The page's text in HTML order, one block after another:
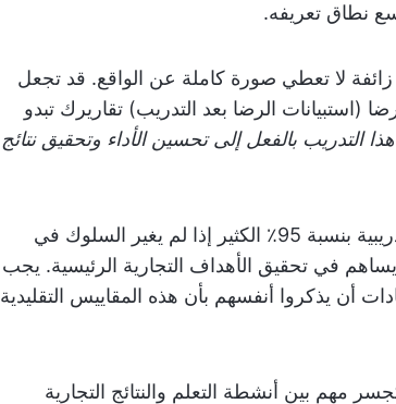
نطاق تعريفه.
لا تعطي صورة كاملة عن الواقع. قد تجعل
(استبيانات الرضا بعد التدريب) تقاريرك تبدو
التدريب بالفعل إلى تحسين الأداء وتحقيق نتائج
على سبيل المثال، لا يعني معدل إكمال الدورة التدريبية بنسبة 95٪ الكثير إذا لم يغير السلوك في
في تحقيق الأهداف التجارية الرئيسية. يجب
أن يذكروا أنفسهم بأن هذه المقاييس التقليدية
مهم بين أنشطة التعلم والنتائج التجارية